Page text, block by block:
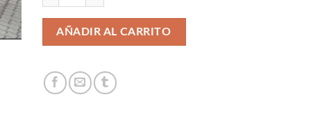
AÑADIR AL CARRITO